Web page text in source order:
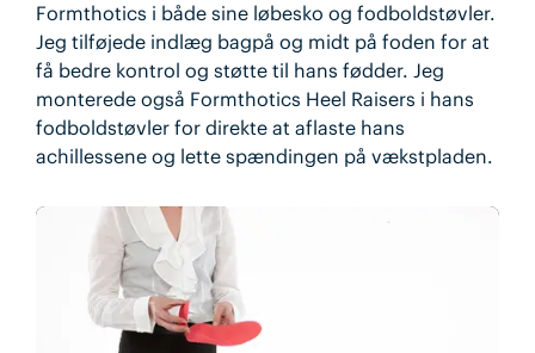
Formthotics i både sine løbesko og fodboldstøvler.
Jeg tilføjede indlæg bagpå og midt på foden for at
få bedre kontrol og støtte til hans fødder. Jeg
monterede også Formthotics Heel Raisers i hans
fodboldstøvler for direkte at aflaste hans
achillessene og lette spændingen på vækstpladen.